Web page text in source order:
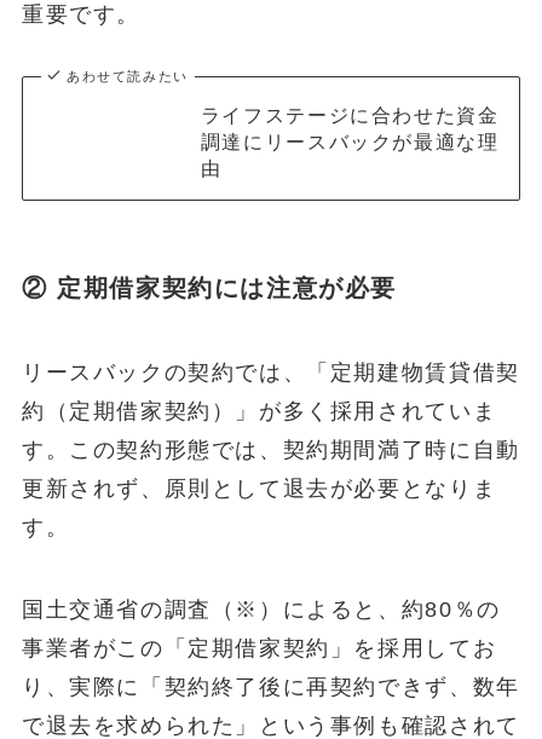
重要です。
あわせて読みたい
ライフステージに合わせた資金
調達にリースバックが最適な理
由
② 定期借家契約には注意が必要
リースバックの契約では、「定期建物賃貸借契
約（定期借家契約）」が多く採用されていま
す。この契約形態では、契約期間満了時に自動
更新されず、原則として退去が必要となりま
す。
国土交通省の調査（※）によると、約80％の
事業者がこの「定期借家契約」を採用してお
り、実際に「契約終了後に再契約できず、数年
で退去を求められた」という事例も確認されて